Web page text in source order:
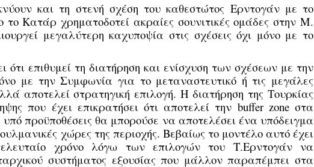
και τη στενή σχέση του καθεστώτος Ερντογάν με το
το Κατάρ χρηματοδοτεί ακραίες σουνιτικές ομάδες στην Μ.
μεγαλύτερη καχυποψία στις σχέσεις όχι μόνο με το
επιθυμεί τη διατήρηση και ενίσχυση των σχέσεων με την
με την Συμφωνία για το μεταναστευτικό ή τις μεγάλες
αποτελεί στρατηγική επιλογή. Η διατήρηση της Τουρκίας
που έχει επικρατήσει ότι αποτελεί την buffer zone στα
προϋποθέσεις θα μπορούσε να αποτελέσει ένα υπόδειγμα
χώρες της περιοχής. Βεβαίως το μοντέλο αυτό έχει
χρόνο λόγω των επιλογών του Τ.Ερντογάν να
συστήματος εξουσίας που μάλλον παραπέμπει στα